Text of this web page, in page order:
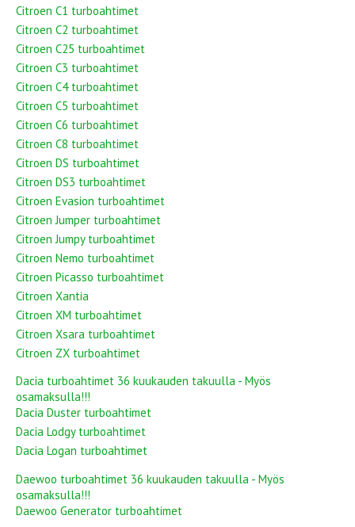
Citroen C1 turboahtimet
Citroen C2 turboahtimet
Citroen C25 turboahtimet
Citroen C3 turboahtimet
Citroen C4 turboahtimet
Citroen C5 turboahtimet
Citroen C6 turboahtimet
Citroen C8 turboahtimet
Citroen DS turboahtimet
Citroen DS3 turboahtimet
Citroen Evasion turboahtimet
Citroen Jumper turboahtimet
Citroen Jumpy turboahtimet
Citroen Nemo turboahtimet
Citroen Picasso turboahtimet
Citroen Xantia
Citroen XM turboahtimet
Citroen Xsara turboahtimet
Citroen ZX turboahtimet
Dacia turboahtimet 36 kuukauden takuulla - Myös
osamaksulla!!!
Dacia Duster turboahtimet
Dacia Lodgy turboahtimet
Dacia Logan turboahtimet
Daewoo turboahtimet 36 kuukauden takuulla - Myös
osamaksulla!!!
Daewoo Generator turboahtimet